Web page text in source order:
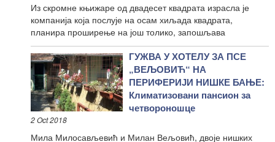
Из скромне књижаре од двадесет квадрата израсла је
компанија која послује на осам хиљада квадрата,
планира проширење на још толико, запошљава
ГУЖВА У ХОТЕЛУ ЗА ПСЕ
„ВЕЉОВИЋ“ НА
ПЕРИФЕРИЈИ НИШКЕ БАЊЕ:
Климатизовани пансион за
четвороношце
2 Oct 2018
Мила Милосављевић и Милан Вељовић, двоје нишких